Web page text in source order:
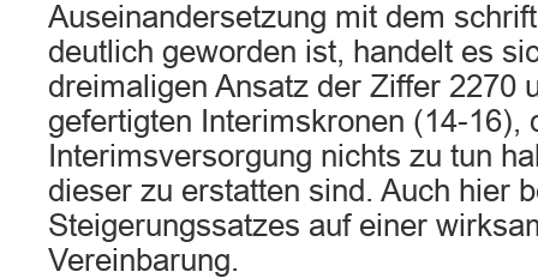
Auseinandersetzung mit dem
deutlich geworden ist, handelt es
dreimaligen Ansatz der Ziffer 2270
gefertigten Interimskronen (14-16),
Interimsversorgung nichts zu tun
dieser zu erstatten sind. Auch hier
Steigerungssatzes auf einer
Vereinbarung.